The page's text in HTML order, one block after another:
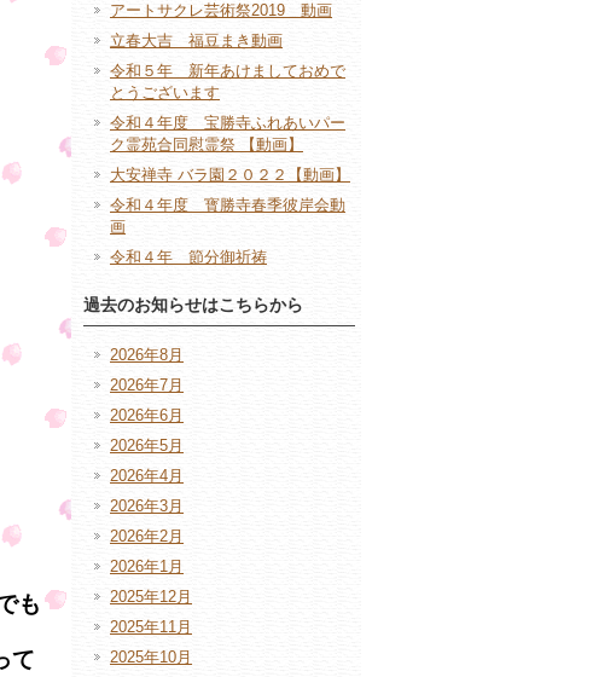
も
て
アートサクレ芸術祭2019 動画
立春大吉 福豆まき動画
令和５年 新年あけましておめで
とうございます
令和４年度 宝勝寺ふれあいパー
ク霊苑合同慰霊祭 【動画】
大安禅寺 バラ園２０２２【動画】
令和４年度 寳勝寺春季彼岸会動
画
令和４年 節分御祈祷
過去のお知らせはこちらから
2026年8月
2026年7月
2026年6月
2026年5月
2026年4月
2026年3月
2026年2月
2026年1月
2025年12月
2025年11月
2025年10月